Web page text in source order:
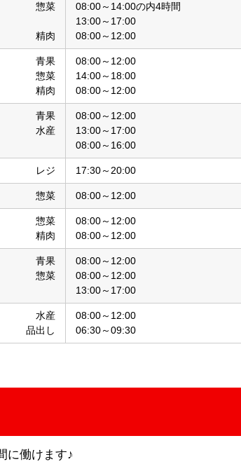
惣菜
精肉
08:00～14:00の内4時間
13:00～17:00
08:00～12:00
青果
惣菜
精肉
08:00～12:00
14:00～18:00
08:00～12:00
青果
水産
08:00～12:00
13:00～17:00
08:00～16:00
レジ 17:30～20:00
惣菜 08:00～12:00
惣菜
精肉
08:00～12:00
08:00～12:00
青果
惣菜
08:00～12:00
08:00～12:00
13:00～17:00
水産
品出し
08:00～12:00
06:30～09:30
に働けます♪